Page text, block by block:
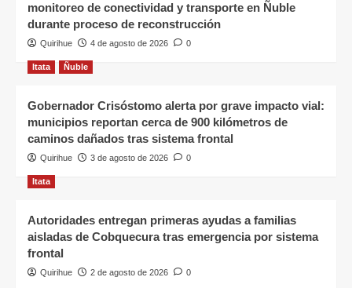
monitoreo de conectividad y transporte en Ñuble
durante proceso de reconstrucción
Quirihue 4 de agosto de 2026 0
Itata Ñuble
Gobernador Crisóstomo alerta por grave impacto vial:
municipios reportan cerca de 900 kilómetros de
caminos dañados tras sistema frontal
Quirihue 3 de agosto de 2026 0
Itata
Autoridades entregan primeras ayudas a familias
aisladas de Cobquecura tras emergencia por sistema
frontal
Quirihue 2 de agosto de 2026 0